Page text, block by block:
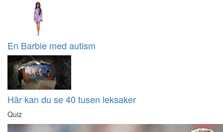
En Barbie med autism
Här kan du se 40 tusen leksaker
Quiz